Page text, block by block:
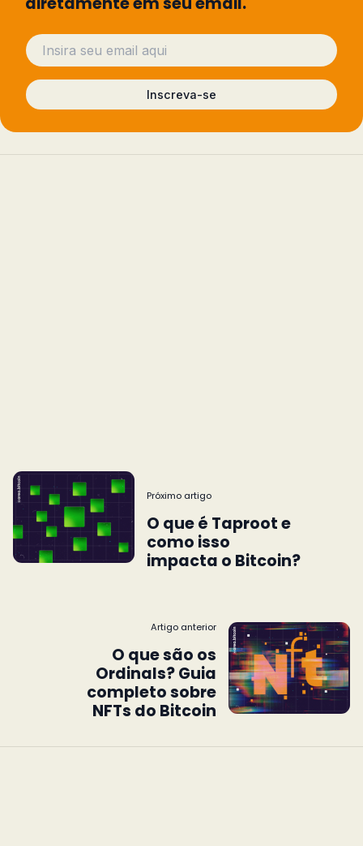
Inscreva-se
Próximo artigo
O que é Taproot e
como isso
impacta o Bitcoin?
Artigo anterior
O que são os
Ordinals? Guia
completo sobre
NFTs do Bitcoin